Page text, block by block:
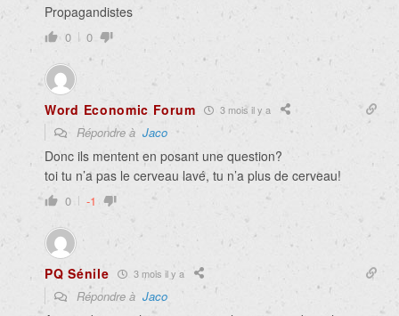
Propagandistes
0 0
Word Economic Forum 3 mois il y a
Répondre à Jaco
Donc ils mentent en posant une question?
toi tu n’a pas le cerveau lavé, tu n’a plus de cerveau!
0 -1
PQ Sénile 3 mois il y a
Répondre à Jaco